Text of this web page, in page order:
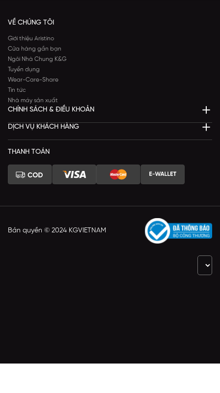
VỀ CHÚNG TÔI
Giới thiệu Aristino
Cửa hàng gần bạn
Ngôi Nhà Chung K&G
Tuyển dụng
Wear-Care-Share
Tin tức
Nhà máy sản xuất
CHÍNH SÁCH & ĐIỀU KHOẢN
DỊCH VỤ KHÁCH HÀNG
THANH TOÁN
Bản quyền © 2024 KGVIETNAM